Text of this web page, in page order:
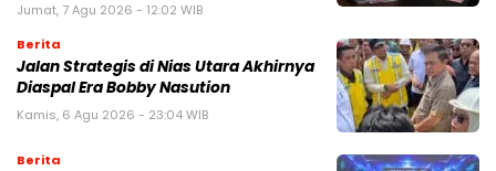
Jumat, 7 Agu 2026 - 12:02 WIB
Berita
Jalan Strategis di Nias Utara Akhirnya
Diaspal Era Bobby Nasution
Kamis, 6 Agu 2026 - 23:04 WIB
Berita